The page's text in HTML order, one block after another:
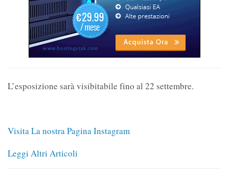
L’esposizione sarà visibitabile fino al 22 settembre.
Visita La nostra Pagina Instagram
Leggi Altri Articoli